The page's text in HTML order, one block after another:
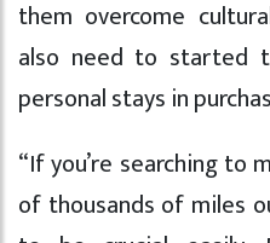
them overcome
also need to started
personal stays in
“If you’re searching to
of thousands of miles